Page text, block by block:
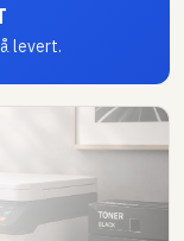
levert.